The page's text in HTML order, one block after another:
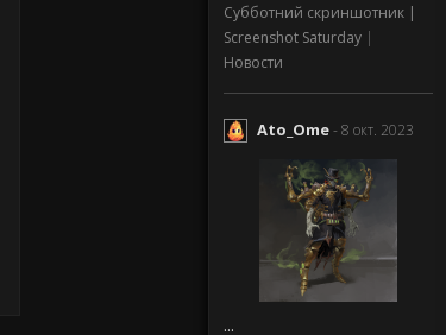
Субботний скриншотник |
Screenshot Saturday |
Новости
Ato_Ome- 8 окт. 2023
...